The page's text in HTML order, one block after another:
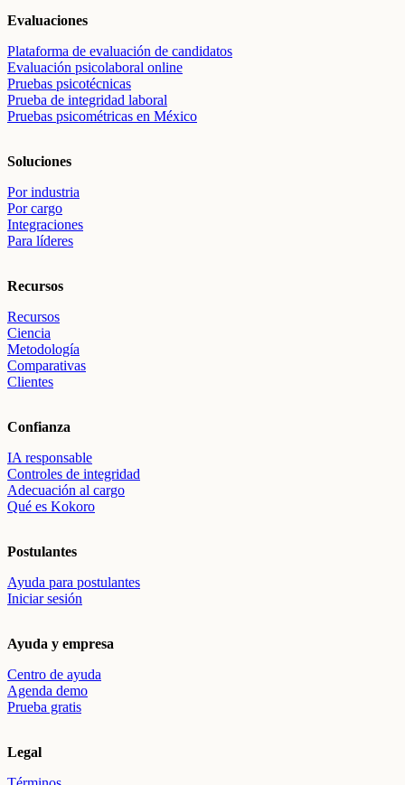
Evaluaciones
Plataforma de evaluación de candidatos
Evaluación psicolaboral online
Pruebas psicotécnicas
Prueba de integridad laboral
Pruebas psicométricas en México
Soluciones
Por industria
Por cargo
Integraciones
Para líderes
Recursos
Recursos
Ciencia
Metodología
Comparativas
Clientes
Confianza
IA responsable
Controles de integridad
Adecuación al cargo
Qué es Kokoro
Postulantes
Ayuda para postulantes
Iniciar sesión
Ayuda y empresa
Centro de ayuda
Agenda demo
Prueba gratis
Legal